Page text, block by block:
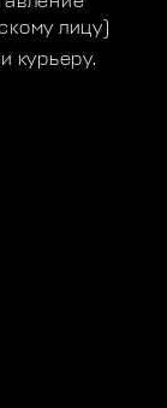
лицу)
курьеру.